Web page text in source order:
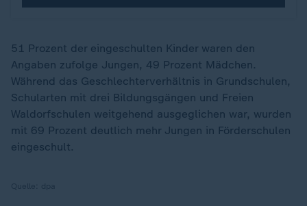
51 Prozent der eingeschulten Kinder waren den
Angaben zufolge Jungen, 49 Prozent Mädchen.
Während das Geschlechterverhältnis in Grundschulen,
Schularten mit drei Bildungsgängen und Freien
Waldorfschulen weitgehend ausgeglichen war, wurden
mit 69 Prozent deutlich mehr Jungen in Förderschulen
eingeschult.